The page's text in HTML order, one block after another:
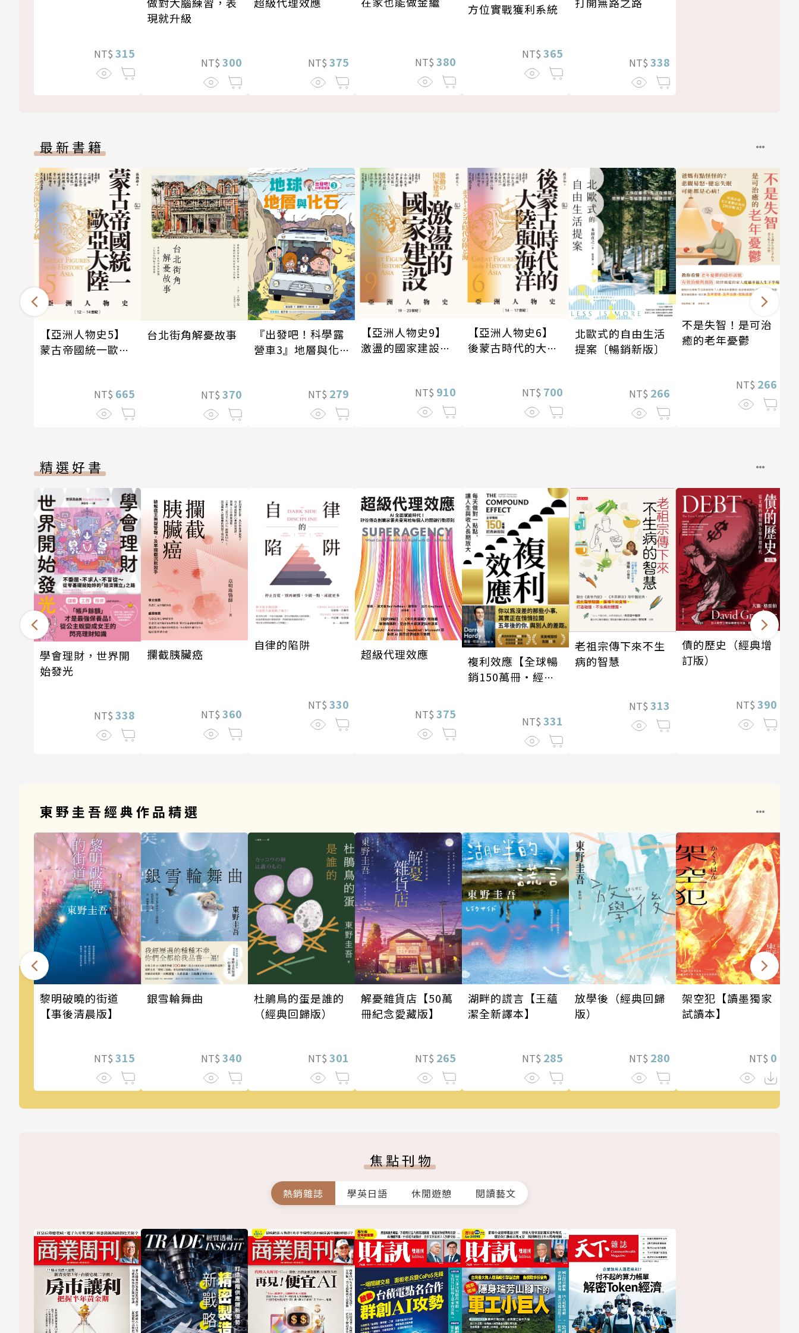
NT$ 315
現就升級
NT$ 300 NT$ 375 NT$ 380
方位實戰獲利系統
NT$ 365
NT$ 338
最新書籍
【亞洲人物史5】
蒙古帝國統一歐亞
NT$ 665
台北街角解憂故事
NT$ 370
『出發吧！科學露
營車3』地層與化
NT$ 279
【亞洲人物史9】
激盪的國家建設
NT$ 910
【亞洲人物史6】
後蒙古時代的大陸
NT$ 700
北歐式的自由生活
提案〔暢銷新版〕
NT$ 266
不是失智！是可治
癒的老年憂鬱
NT$ 266
精選好書
學會理財，世界開
始發光
NT$ 338
攔截胰臟癌
NT$ 360
自律的陷阱
NT$ 330
超級代理效應
NT$ 375
複利效應【全球暢
銷150萬冊・經典
NT$ 331
老祖宗傳下來不生
病的智慧
NT$ 313
債的歷史（經典增
訂版）
NT$ 390
東野圭吾經典作品精選
黎明破曉的街道
【事後清晨版】
NT$ 315
銀雪輪舞曲
NT$ 340
杜鵑鳥的蛋是誰的
（經典回歸版）
NT$ 301
解憂雜貨店【50萬
冊紀念愛藏版】
NT$ 265
湖畔的謊言【王蘊
潔全新譯本】
NT$ 285
放學後（經典回歸
版）
NT$ 280
架空犯【讀墨獨家
試讀本】
NT$ 0
焦點刊物
熱銷雜誌 學英日語 休閒遊憩 閱讀藝文